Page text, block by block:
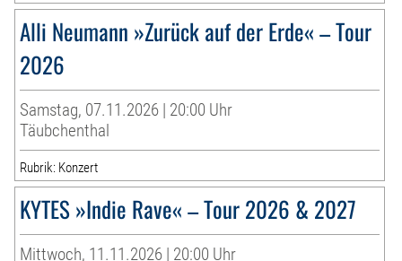
Alli Neumann »Zurück auf der Erde« – Tour
2026
Samstag, 07.11.2026 | 20:00 Uhr
Täubchenthal
Rubrik: Konzert
KYTES »Indie Rave« – Tour 2026 & 2027
Mittwoch, 11.11.2026 | 20:00 Uhr